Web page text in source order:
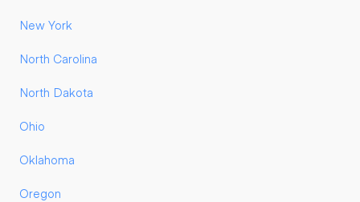
New York
North Carolina
North Dakota
Ohio
Oklahoma
Oregon